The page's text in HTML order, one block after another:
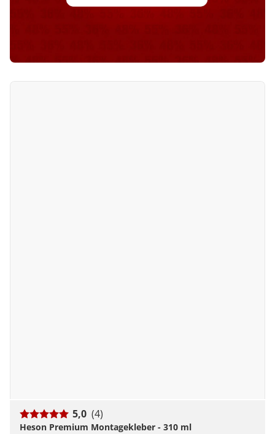
5,0 (4)
Heson Premium Montagekleber - 310 ml